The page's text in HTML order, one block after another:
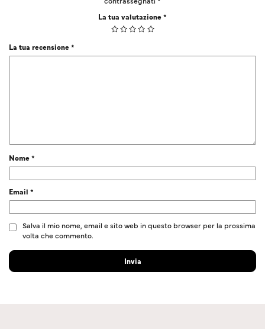
La tua valutazione*
La tua recensione*
Nome*
Email *
Salva il mio nome, email e sito web in questo browser per la prossima
volta che commento.